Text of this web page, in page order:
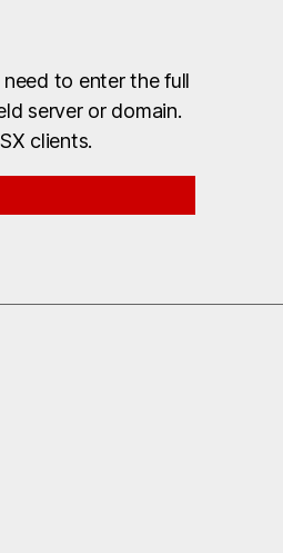
to enter the full
server or domain.
clients.